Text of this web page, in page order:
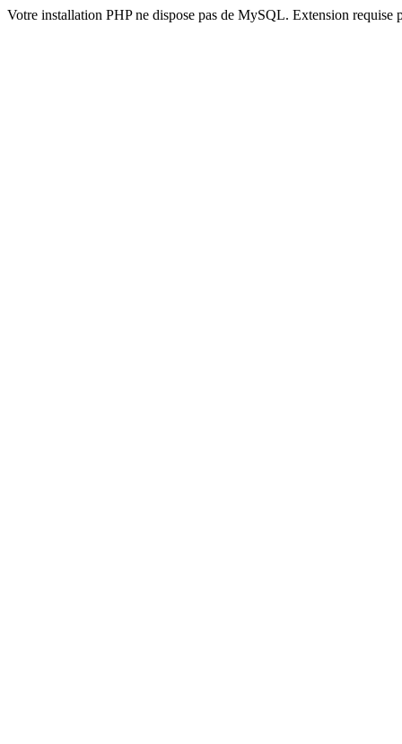
Votre installation PHP ne dispose pas de MySQL. Extension requise